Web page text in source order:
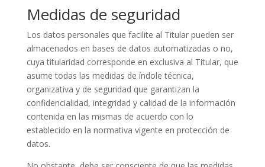
Medidas de seguridad
Los datos personales que facilite al Titular pueden ser
almacenados en bases de datos automatizadas o no,
cuya titularidad corresponde en exclusiva al Titular, que
asume todas las medidas de índole técnica,
organizativa y de seguridad que garantizan la
confidencialidad, integridad y calidad de la información
contenida en las mismas de acuerdo con lo
establecido en la normativa vigente en protección de
datos.